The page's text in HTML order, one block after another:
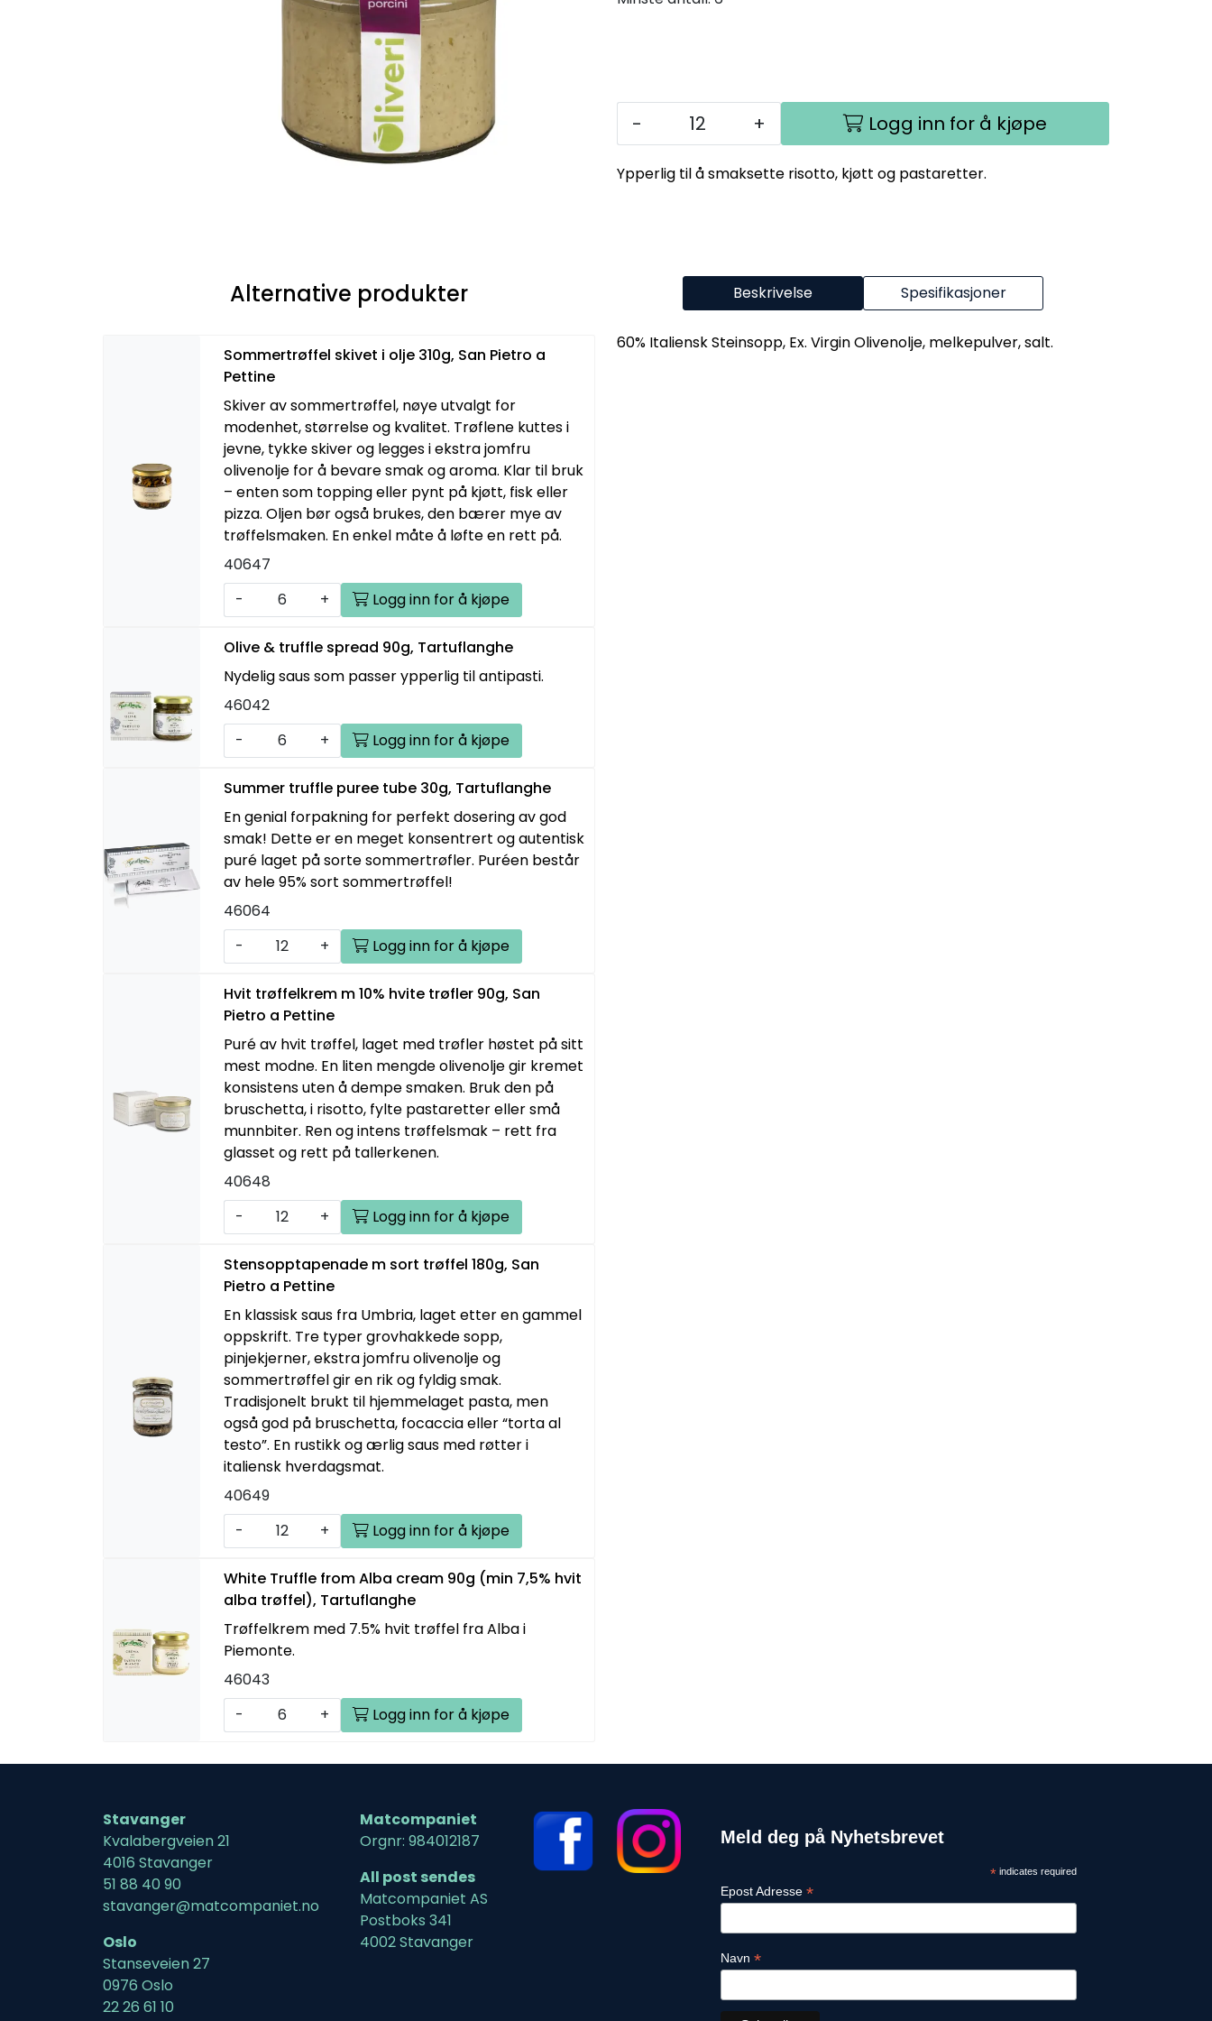
- + Logg inn for å kjøpe
Ypperlig til å smaksette risotto, kjøtt og pastaretter.
Alternative produkter
Sommertrøffel skivet i olje 310g, San Pietro a
Pettine
Skiver av sommertrøffel, nøye utvalgt for
modenhet, størrelse og kvalitet. Trøflene kuttes i
jevne, tykke skiver og legges i ekstra jomfru
olivenolje for å bevare smak og aroma. Klar til bruk
– enten som topping eller pynt på kjøtt, fisk eller
pizza. Oljen bør også brukes, den bærer mye av
trøffelsmaken. En enkel måte å løfte en rett på.
40647
-
+ Logg inn for å kjøpe
Olive & truffle spread 90g, Tartuflanghe
Nydelig saus som passer ypperlig til antipasti.
46042
-
+ Logg inn for å kjøpe
Summer truffle puree tube 30g, Tartuflanghe
En genial forpakning for perfekt dosering av god
smak! Dette er en meget konsentrert og autentisk
puré laget på sorte sommertrøfler. Puréen består
av hele 95% sort sommertrøffel!
46064
-
+ Logg inn for å kjøpe
Hvit trøffelkrem m 10% hvite trøfler 90g, San
Pietro a Pettine
Puré av hvit trøffel, laget med trøfler høstet på sitt
mest modne. En liten mengde olivenolje gir kremet
konsistens uten å dempe smaken. Bruk den på
bruschetta, i risotto, fylte pastaretter eller små
munnbiter. Ren og intens trøffelsmak – rett fra
glasset og rett på tallerkenen.
40648
-
+ Logg inn for å kjøpe
Stensopptapenade m sort trøffel 180g, San
Pietro a Pettine
En klassisk saus fra Umbria, laget etter en gammel
oppskrift. Tre typer grovhakkede sopp,
pinjekjerner, ekstra jomfru olivenolje og
sommertrøffel gir en rik og fyldig smak.
Tradisjonelt brukt til hjemmelaget pasta, men
også god på bruschetta, focaccia eller “torta al
testo”. En rustikk og ærlig saus med røtter i
italiensk hverdagsmat.
40649
-
+ Logg inn for å kjøpe
White Truffle from Alba cream 90g (min 7,5% hvit
alba trøffel), Tartuflanghe
Trøffelkrem med 7.5% hvit trøffel fra Alba i
Piemonte.
46043
-
+ Logg inn for å kjøpe
Beskrivelse Spesifikasjoner
60% Italiensk Steinsopp, Ex. Virgin Olivenolje, melkepulver, salt.
Stavanger
Kvalabergveien 21
4016 Stavanger
51 88 40 90
stavanger@matcompaniet.no
Oslo
Stanseveien 27
0976 Oslo
22 26 61 10
Matcompaniet
Orgnr: 984012187
All post sendes
Matcompaniet AS
Postboks 341
4002 Stavanger
Meld deg på Nyhetsbrevet
*indicates required
Epost Adresse *
Navn *